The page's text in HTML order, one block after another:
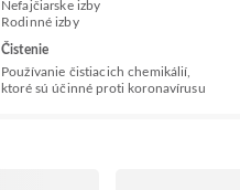
Nefajčiarske izby
Rodinné izby
Čistenie
Používanie čistiacich chemikálií,
ktoré sú účinné proti koronavírusu